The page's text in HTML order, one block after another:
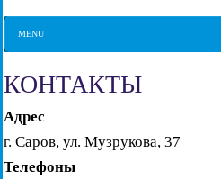
MENU
КОНТАКТЫ
Адрес
г. Саров, ул. Музрукова, 37
Телефоны